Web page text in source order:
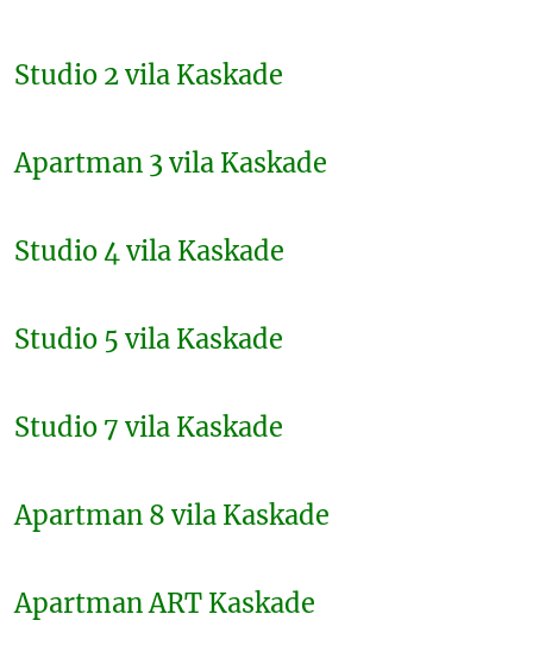
Studio 2 vila Kaskade
Apartman 3 vila Kaskade
Studio 4 vila Kaskade
Studio 5 vila Kaskade
Studio 7 vila Kaskade
Apartman 8 vila Kaskade
Apartman ART Kaskade